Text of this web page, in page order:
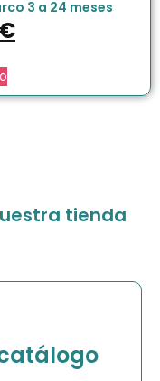
3 a 24 meses
€
tienda